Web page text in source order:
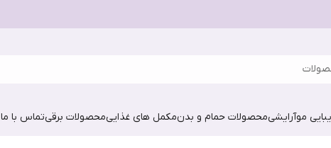
موآرایشیمحصولات حمام و بدنمکمل های غذاییمحصولات برقیتماس با ما